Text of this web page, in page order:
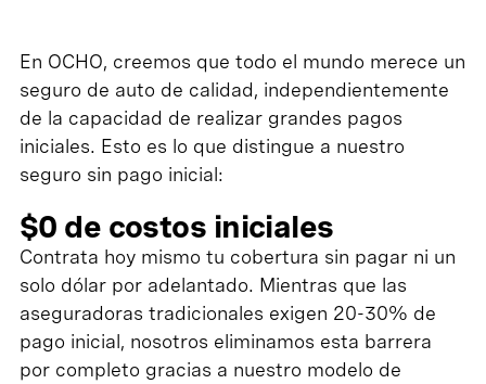
En OCHO, creemos que todo el mundo merece un
seguro de auto de calidad, independientemente
de la capacidad de realizar grandes pagos
iniciales. Esto es lo que distingue a nuestro
seguro sin pago inicial:
$0 de costos iniciales
Contrata hoy mismo tu cobertura sin pagar ni un
solo dólar por adelantado. Mientras que las
aseguradoras tradicionales exigen 20-30% de
pago inicial, nosotros eliminamos esta barrera
por completo gracias a nuestro modelo de